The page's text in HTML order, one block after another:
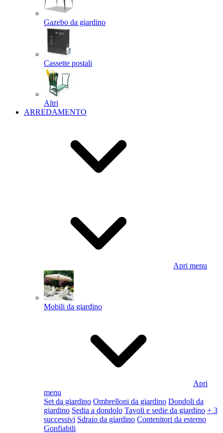
Gazebo da giardino
Cassette postali
Altri
ARREDAMENTO
Apri menu
Mobili da giardino
Apri
menu
Set da giardino Ombrelloni da giardino Dondoli da
giardino Sedia a dondolo Tavoli e sedie da giardino + 3
successivi Sdraio da giardino Contenitori da esterno
Gonfiabili